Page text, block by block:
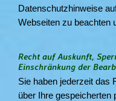
Datenschutzhinweise
Webseiten zu beachten
Recht auf Auskunft,
Einschränkung der
Sie haben jederzeit das
über Ihre gespeicherten